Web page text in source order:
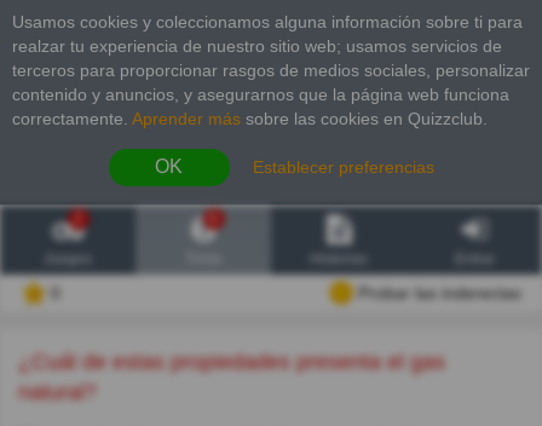
Usamos cookies y coleccionamos alguna información sobre ti para
realzar tu experiencia de nuestro sitio web; usamos servicios de
terceros para proporcionar rasgos de medios sociales, personalizar
contenido y anuncios, y asegurarnos que la página web funciona
correctamente. Aprender más sobre las cookies en Quizzclub.
OK Establecer preferencias
2
Probar las inderectas
¿Cuál de estas propiedades presenta el gas
natural?